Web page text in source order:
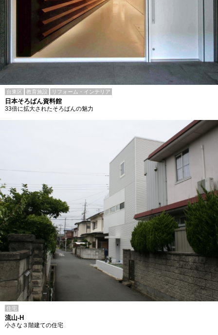
台東区 教育施設 リフォーム・インテリア
日本そろばん資料館
33倍に拡大されたそろばんの魅力
住宅
流山-H
小さな３階建ての住宅